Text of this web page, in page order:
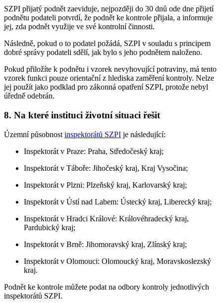
SZPI přijatý podnět zaeviduje, nejpozději do 30 dnů ode dne přijetí
podnětu podateli potvrdí, že podnět ke kontrole přijala, a informuje
jej, zda podnět využije ve své kontrolní činnosti.
Následně, pokud o to podatel požádá, SZPI v souladu s principem
dobré správy podateli sdělí, jak bylo s jeho podnětem naloženo.
Pokud přiložíte k podnětu i vzorek nevyhovující potraviny, má tento
vzorek funkci pouze orientační z hlediska zaměření kontroly. Nelze
jej použít jako podklad pro zákonná opatření SZPI, protože nebyl
úředně odebrán.
8. Na které instituci životní situaci řešit
Územní působnost inspektorátů SZPI je následující:
Inspektorát v Praze: Praha, Středočeský kraj;
Inspektorát v Táboře: Jihočeský kraj, Kraj Vysočina;
Inspektorát v Plzni: Plzeňský kraj, Karlovarský kraj;
Inspektorát v Ústí nad Labem: Ústecký kraj, Liberecký kraj;
Inspektorát v Hradci Králové: Královéhradecký kraj,
Pardubický kraj;
Inspektorát v Brně: Jihomoravský kraj, Zlínský kraj;
Inspektorát v Olomouci: Olomoucký kraj, Moravskoslezský
kraj.
Podnět ke kontrole můžete podat na odbory kontroly jednotlivých
inspektorátů SZPI.